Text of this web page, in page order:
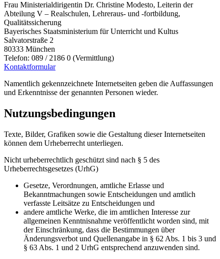
Frau Ministerialdirigentin Dr. Christine Modesto, Leiterin der
Abteilung V – Realschulen, Lehreraus- und -fortbildung,
Qualitätssicherung
Bayerisches Staatsministerium für Unterricht und Kultus
Salvatorstraße 2
80333 München
Telefon: 089 / 2186 0 (Vermittlung)
Kontaktformular
Namentlich gekennzeichnete Internetseiten geben die Auffassungen
und Erkenntnisse der genannten Personen wieder.
Nutzungsbedingungen
Texte, Bilder, Grafiken sowie die Gestaltung dieser Internetseiten
können dem Urheberrecht unterliegen.
Nicht urheberrechtlich geschützt sind nach § 5 des
Urheberrechtsgesetzes (UrhG)
Gesetze, Verordnungen, amtliche Erlasse und
Bekanntmachungen sowie Entscheidungen und amtlich
verfasste Leitsätze zu Entscheidungen und
andere amtliche Werke, die im amtlichen Interesse zur
allgemeinen Kenntnisnahme veröffentlicht worden sind, mit
der Einschränkung, dass die Bestimmungen über
Änderungsverbot und Quellenangabe in § 62 Abs. 1 bis 3 und
§ 63 Abs. 1 und 2 UrhG entsprechend anzuwenden sind.